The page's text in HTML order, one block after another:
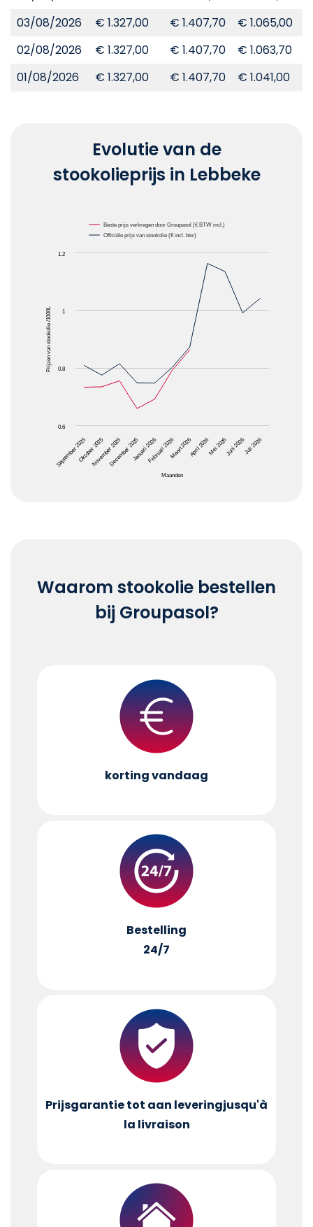
03/08/2026
€ 1.327,00 € 1.407,70 € 1.065,00
02/08/2026
€ 1.327,00 € 1.407,70 € 1.063,70
01/08/2026
€ 1.327,00 € 1.407,70 € 1.041,00
Evolutie van de
stookolieprijs in Lebbeke
Line chart with 2 lines.
The chart has 1 X axis displaying Maanden.
The chart has 1 Y axis displaying Prijzen van
Maanden
Prijzen van stookolie /1000L
Beste prijs verkregen door Groupasol (€ BTW incl.)
Officiële prijs van stookolie (€ incl. btw)
September 2025Oktober 2025November 2025December 2025Januari 2026Februari 2026Maart 2026April 2026Mei 2026Juni 2026Juli 2026
0.6
0.8
1
1.2
Waarom stookolie bestellen
bij Groupasol?
korting vandaag
Bestelling
24/7
Prijsgarantie tot aan leveringjusqu'à
la livraison